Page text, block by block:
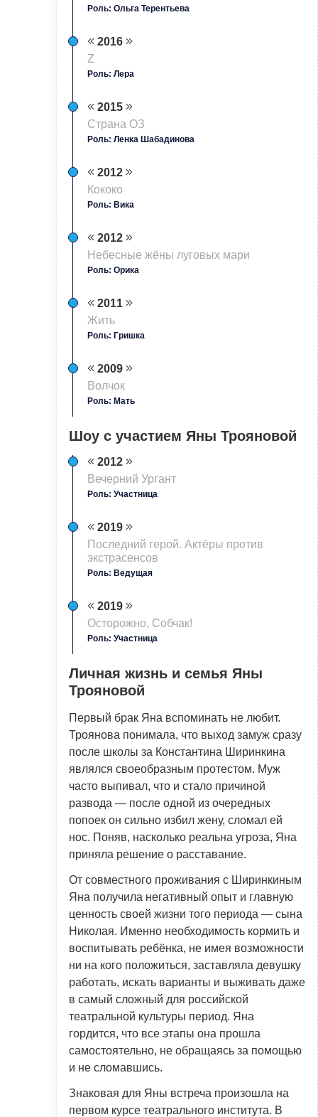
Роль: Ольга Терентьева
2016
Z
Роль: Лера
2015
Страна ОЗ
Роль: Ленка Шабадинова
2012
Кококо
Роль: Вика
2012
Небесные жёны луговых мари
Роль: Орика
2011
Жить
Роль: Гришка
2009
Волчок
Роль: Мать
Шоу с участием Яны Трояновой
2012
Вечерний Ургант
Роль: Участница
2019
Последний герой. Актёры против
экстрасенсов
Роль: Ведущая
2019
Осторожно, Собчак!
Роль: Участница
Личная жизнь и семья Яны
Трояновой
Первый брак Яна вспоминать не любит.
Троянова понимала, что выход замуж сразу
после школы за Константина Ширинкина
являлся своеобразным протестом. Муж
часто выпивал, что и стало причиной
развода — после одной из очередных
попоек он сильно избил жену, сломал ей
нос. Поняв, насколько реальна угроза, Яна
приняла решение о расставание.
От совместного проживания с Ширинкиным
Яна получила негативный опыт и главную
ценность своей жизни того периода — сына
Николая. Именно необходимость кормить и
воспитывать ребёнка, не имея возможности
ни на кого положиться, заставляла девушку
работать, искать варианты и выживать даже
в самый сложный для российской
театральной культуры период. Яна
гордится, что все этапы она прошла
самостоятельно, не обращаясь за помощью
и не сломавшись.
Знаковая для Яны встреча произошла на
первом курсе театрального института. В